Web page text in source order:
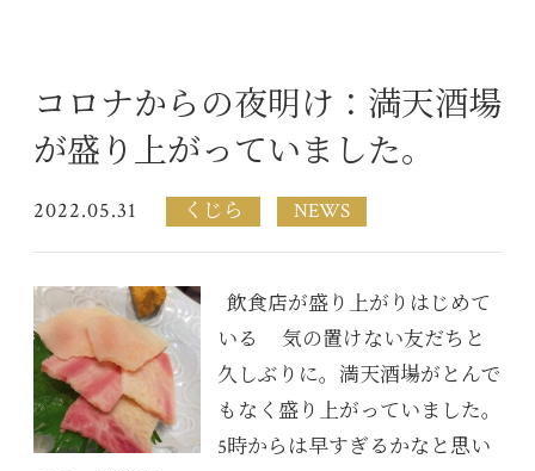
コロナからの夜明け：満天酒場
が盛り上がっていました。
2022.05.31 くじら NEWS
飲食店が盛り上がりはじめて
いる 気の置けない友だちと
久しぶりに。満天酒場がとんで
もなく盛り上がっていました。
5時からは早すぎるかなと思い